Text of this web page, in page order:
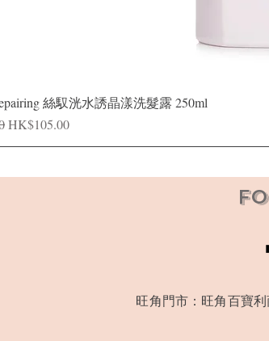
絲馭洸水誘晶漾洗髮露 250ml
促銷價格
HK$105.00
旺角門市：旺角百寶